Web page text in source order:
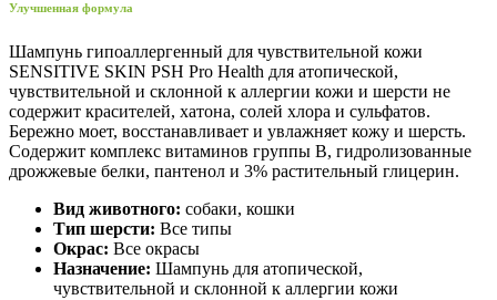
Улучшенная формула
Шампунь гипоаллергенный для чувствительной кожи
SENSITIVE SKIN PSH Pro Health для атопической,
чувствительной и склонной к аллергии кожи и шерсти не
содержит красителей, хатона, солей хлора и сульфатов.
Бережно моет, восстанавливает и увлажняет кожу и шерсть.
Содержит комплекс витаминов группы B, гидролизованные
дрожжевые белки, пантенол и 3% растительный глицерин.
Вид животного: собаки, кошки
Тип шерсти: Все типы
Окрас: Все окрасы
Назначение: Шампунь для атопической,
чувствительной и склонной к аллергии кожи